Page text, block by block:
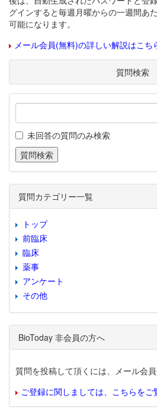
グインすると毎週月曜からの一週間あ
可能になります。
メール会員(無料)の詳しい解説はこち
質問検索
未回答の質問のみ検索
質問カテゴリー一覧
トップ
前臨床
臨床
薬事
アンケート
その他
BioToday 非会員の方へ
質問を投稿して頂くには、メール会員
ご登録に関しましては、こちらをご